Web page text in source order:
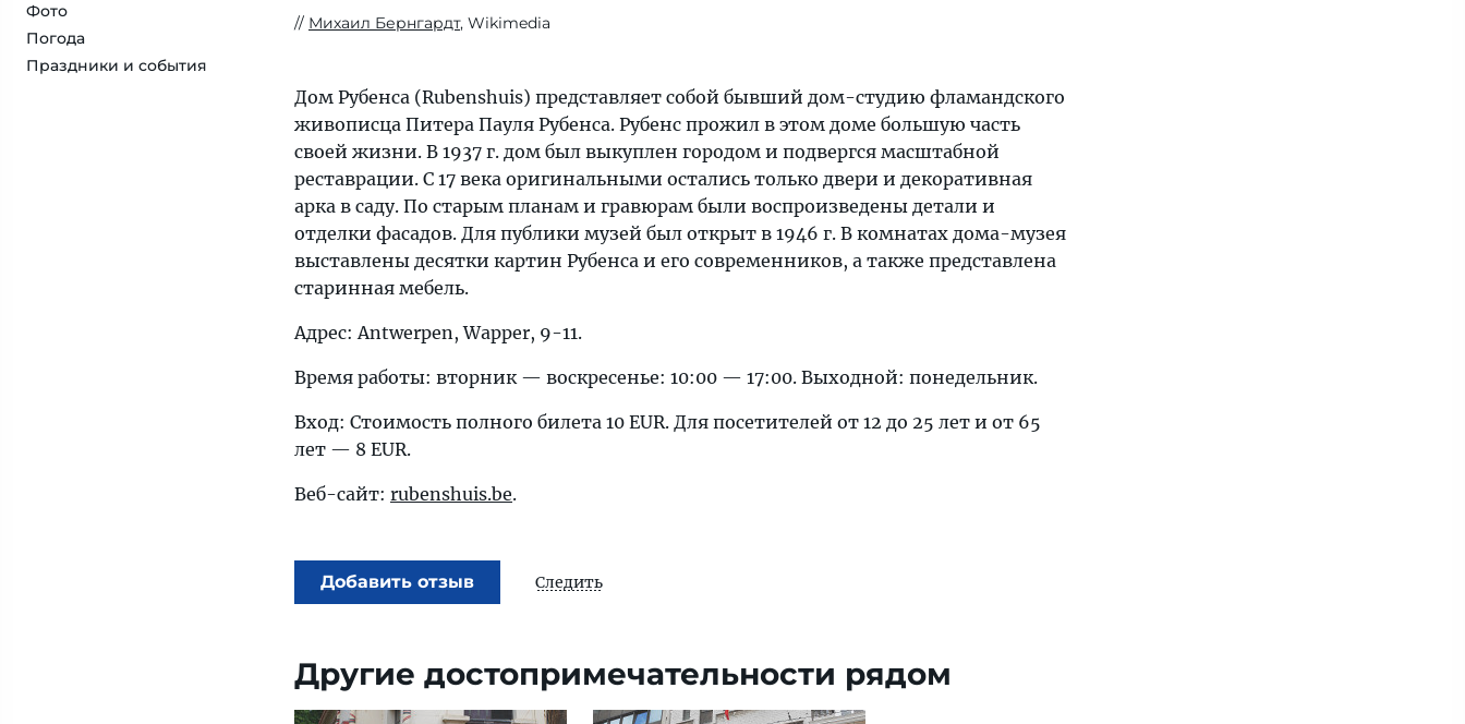
Фото
Погода
Праздники и события
Михаил Бернгардт, Wikimedia
Дом Рубенса (Rubenshuis) представляет собой бывший дом-студию фламандского
живописца Питера Пауля Рубенса. Рубенс прожил в этом доме большую часть
своей жизни. В 1937 г. дом был выкуплен городом и подвергся масштабной
реставрации. С 17 века оригинальными остались только двери и декоративная
арка в саду. По старым планам и гравюрам были воспроизведены детали и
отделки фасадов. Для публики музей был открыт в 1946 г. В комнатах дома-музея
выставлены десятки картин Рубенса и его современников, а также представлена
старинная мебель.
Адрес: Antwerpen, Wapper, 9-11.
Время работы: вторник — воскресенье: 10:00 — 17:00. Выходной: понедельник.
Вход: Стоимость полного билета 10 EUR. Для посетителей от 12 до 25 лет и от 65
лет — 8 EUR.
Веб-сайт: rubenshuis.be.
Добавить отзыв Следить
Другие достопримечательности рядом